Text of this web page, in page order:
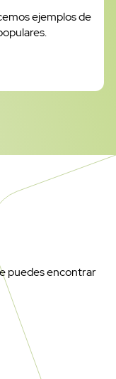
ejemplos de
puedes encontrar